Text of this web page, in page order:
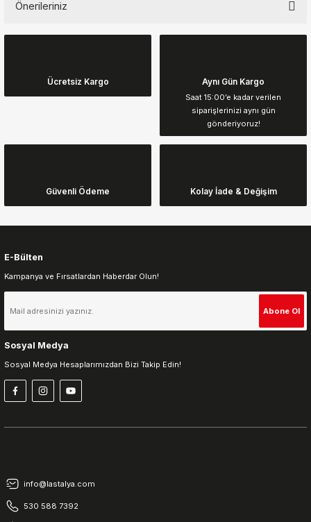
Önerileriniz
Görüş ve önerileriniz için teşekkür ederiz.
Ürün resmi kalitesiz, bozuk veya görüntülenemiyor.
Ürün açıklamasında eksik bilgiler bulunuyor.
Gönder
Ücretsiz Kargo Aynı Gün Kargo
Saat 15:00’e kadar verilen
siparişlerinizi aynı gün
gönderiyoruz!
Güvenli Ödeme Kolay İade & Değişim
E-Bülten
Kampanya ve Fırsatlardan Haberdar Olun!
Abone Ol
Sosyal Medya
Sosyal Medya Hesaplarımızdan Bizi Takip Edin!
info@lastalya.com
530 588 7392